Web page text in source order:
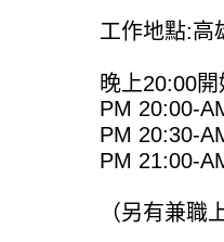
工作地點:高
晚上20:00開
PM 20:00-
PM 20:30-
PM 21:00-
（另有兼職